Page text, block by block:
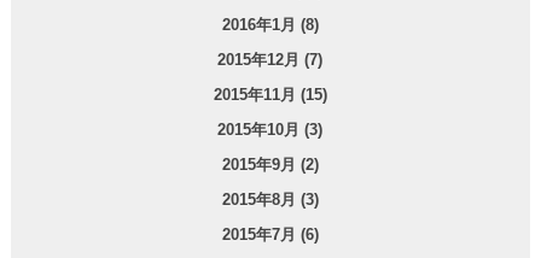
2016年1月 (8)
2015年12月 (7)
2015年11月 (15)
2015年10月 (3)
2015年9月 (2)
2015年8月 (3)
2015年7月 (6)